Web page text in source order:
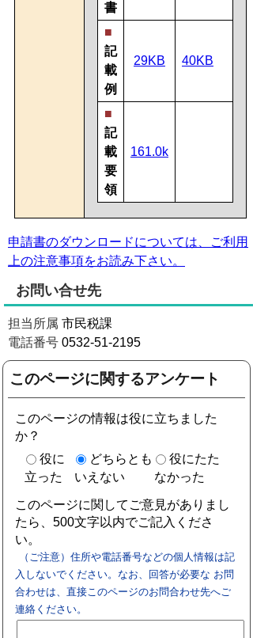
書
■
記
載
例
29KB 40KB
■
記
載
要
領
161.0k
申請書のダウンロードについては、ご利用
上の注意事項をお読み下さい。
お問い合せ先
担当所属 市民税課
電話番号 0532-51-2195
このページに関するアンケート
このページの情報は役に立ちました
か？
役に
立った
どちらとも
いえない
役にたた
なかった
このページに関してご意見がありまし
たら、500文字以内でご記入くださ
い。
（ご注意）住所や電話番号などの個人情報は記
入しないでください。なお、回答が必要な お問
合わせは、直接このページのお問合わせ先へご
連絡ください。